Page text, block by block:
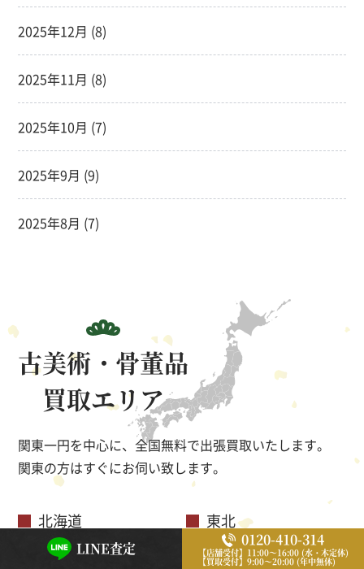
2025年12月 (8)
2025年11月 (8)
2025年10月 (7)
2025年9月 (9)
2025年8月 (7)
LINE査定 0120-410-314
【店舗受付】11:00～16:00 (水・木定休)
【買取受付】9:00～20:00 (年中無休)
古美術・骨董品
買取エリア
関東一円を中心に、全国無料で出張買取いたします。
関東の方はすぐにお伺い致します。
北海道
東北
関東
北陸中部